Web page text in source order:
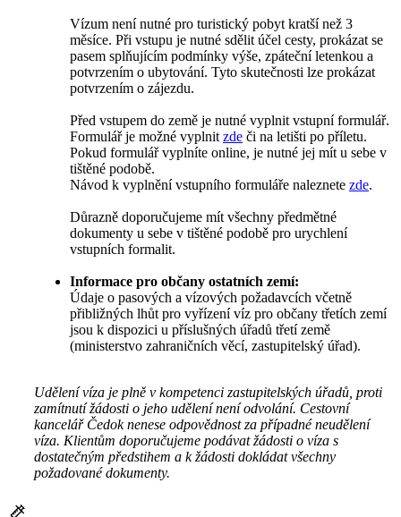
Vízum není nutné pro turistický pobyt kratší než 3
měsíce. Při vstupu je nutné sdělit účel cesty, prokázat se
pasem splňujícím podmínky výše, zpáteční letenkou a
potvrzením o ubytování. Tyto skutečnosti lze prokázat
potvrzením o zájezdu.
Před vstupem do země je nutné vyplnit vstupní formulář.
Formulář je možné vyplnit zde či na letišti po příletu.
Pokud formulář vyplníte online, je nutné jej mít u sebe v
tištěné podobě.
Návod k vyplnění vstupního formuláře naleznete zde.
Důrazně doporučujeme mít všechny předmětné
dokumenty u sebe v tištěné podobě pro urychlení
vstupních formalit.
Informace pro občany ostatních zemí:
Údaje o pasových a vízových požadavcích včetně
přibližných lhůt pro vyřízení víz pro občany třetích zemí
jsou k dispozici u příslušných úřadů třetí země
(ministerstvo zahraničních věcí, zastupitelský úřad).
Udělení víza je plně v kompetenci zastupitelských úřadů, proti
zamítnutí žádosti o jeho udělení není odvolání. Cestovní
kancelář Čedok nenese odpovědnost za případné neudělení
víza. Klientům doporučujeme podávat žádosti o víza s
dostatečným předstihem a k žádosti dokládat všechny
požadované dokumenty.